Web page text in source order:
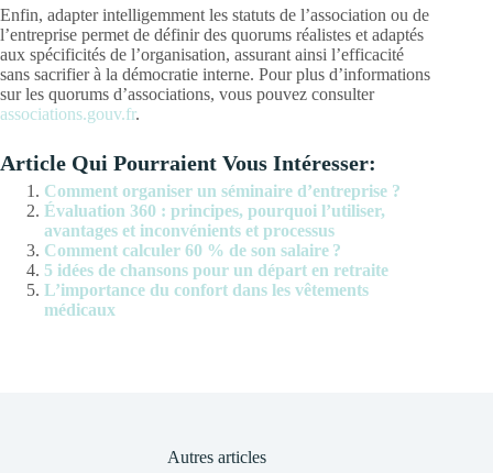
Enfin, adapter intelligemment les statuts de l’association ou de
l’entreprise permet de définir des quorums réalistes et adaptés
aux spécificités de l’organisation, assurant ainsi l’efficacité
sans sacrifier à la démocratie interne. Pour plus d’informations
sur les quorums d’associations, vous pouvez consulter
associations.gouv.fr.
Article Qui Pourraient Vous Intéresser:
Comment organiser un séminaire d’entreprise ?
Évaluation 360 : principes, pourquoi l’utiliser,
avantages et inconvénients et processus
Comment calculer 60 % de son salaire ?
5 idées de chansons pour un départ en retraite
L’importance du confort dans les vêtements
médicaux
Autres articles